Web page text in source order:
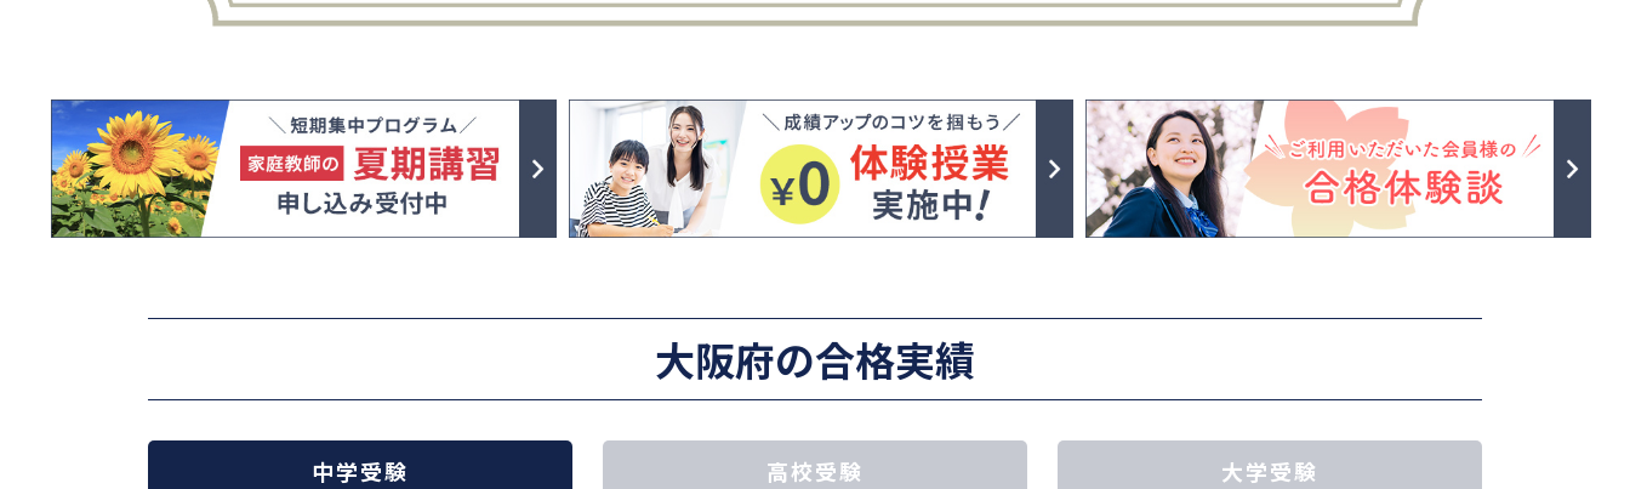
大阪府の合格実績
中学受験 高校受験 大学受験